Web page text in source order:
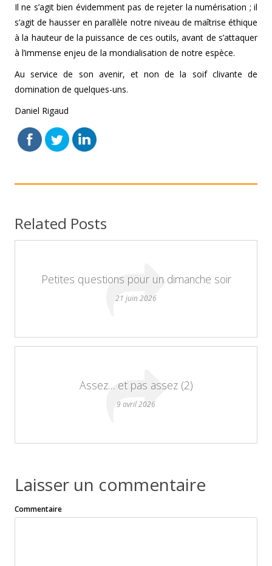
Il ne s’agit bien évidemment pas de rejeter la numérisation ; il
s’agit de hausser en parallèle notre niveau de maîtrise éthique
à la hauteur de la puissance de ces outils, avant de s’attaquer
à l’immense enjeu de la mondialisation de notre espèce.
Au service de son avenir, et non de la soif clivante de
domination de quelques-uns.
Daniel Rigaud
Related Posts
Petites questions pour un dimanche soir
21 juin 2026
Assez… et pas assez (2)
9 avril 2026
Laisser un commentaire
Commentaire